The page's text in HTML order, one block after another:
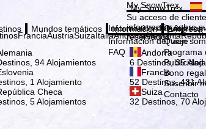
My SnowTrex
My SnowTrex
Su acceso de
información sobre
reservados.
FranciaAustriaSuizaItaliaAndorraAlemania
94 Alojamientos
Andorra
6 Destinos, 35
1 Alojamiento
Francia
52 Destinos, 431
Checa
5 Alojamientos
Suiza
32 Destinos, 70
Mundos temáticos Información
Información del viaje
Información del viaje
FAQ
Empresa
Quien
Quien
Programa
Bono
Suscribir
Contacto